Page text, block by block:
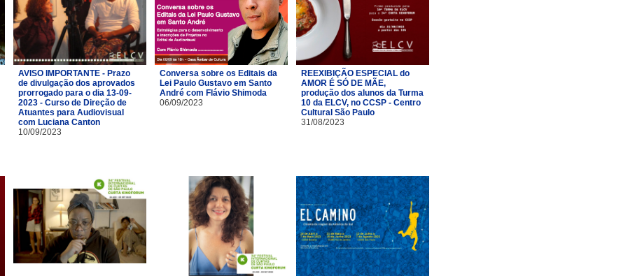
AVISO IMPORTANTE - Prazo
de divulgação dos aprovados
prorrogado para o dia 13-09-
2023 - Curso de Direção de
Atuantes para Audiovisual
com Luciana Canton
10/09/2023
Conversa sobre os Editais da
Lei Paulo Gustavo em Santo
André com Flávio Shimoda
06/09/2023
REEXIBIÇÃO ESPECIAL do
AMOR É SÓ DE MÃE,
produção dos alunos da Turma
10 da ELCV, no CCSP - Centro
Cultural São Paulo
31/08/2023